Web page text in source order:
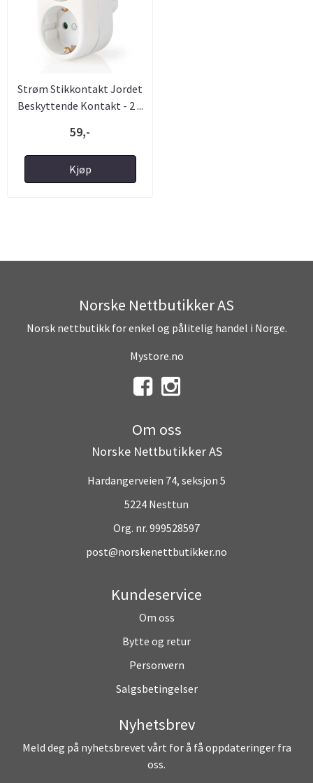
Strøm Stikkontakt Jordet
Beskyttende Kontakt - 2 ...
59,-
Kjøp
Norske Nettbutikker AS
Norsk nettbutikk for enkel og pålitelig handel i Norge.
Mystore.no
Om oss
Norske Nettbutikker AS
Hardangerveien 74, seksjon 5
5224 Nesttun
Org. nr. 999528597
post@norskenettbutikker.no
Kundeservice
Om oss
Bytte og retur
Personvern
Salgsbetingelser
Nyhetsbrev
Meld deg på nyhetsbrevet vårt for å få oppdateringer fra
oss.